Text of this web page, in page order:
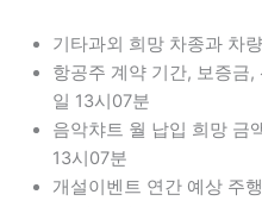
기타과외 희망 차종과 차
항공주 계약 기간, 보증금
일 13시07분
음악챠트 월 납입 희망 금
13시07분
개설이벤트 연간 예상 주